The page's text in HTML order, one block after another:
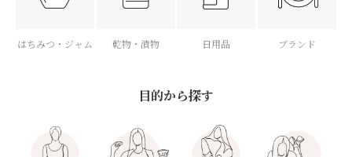
はちみつ・ジャム 乾物・漬物 日用品 ブランド
目的から探す